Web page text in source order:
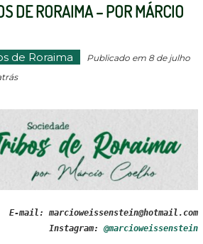
DE RORAIMA – POR MÁRCIO
de Roraima
Publicado em 8 de julho
E-mail: marcioweissenstein@hotmail.com
Instagram:@marcioweissenstein